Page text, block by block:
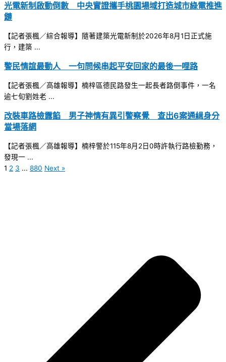
光電新制啟動倒數 中央實證攜手桃園場域打造城市綠電推進
鏈
【記者張楓／綜合報導】隨著建築光電新制於2026年8月1日正式施
行，建築 ...
警民情誼最動人 一句問候串起平安回家的最後一哩路
【記者張楓／高雄報導】楠梓區德民路發生一起長者路倒事件，一名
逾七旬劉姓老 ...
改裝車路檢露餡 男子神情有異引警察覺 查出6案通緝身分
當場落網
【記者張楓／高雄報導】楠梓警於115年8月2日0時許執行路檢勤務，
發現一 ...
1 2 3 ... 880 Next »